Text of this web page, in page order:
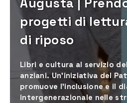
Augusta |
progetti di
di riposo
Libri e cultura al servizio
anziani. Un'iniziativa del
promuove l’inclusione e il
intergenerazionale nelle